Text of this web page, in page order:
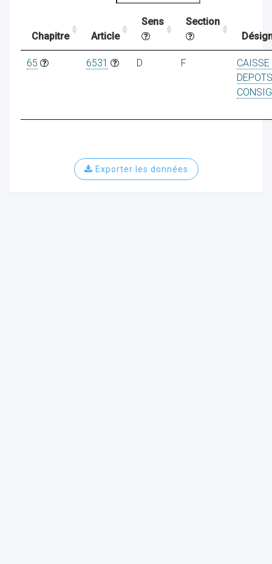
Chapitre Article
Sens
Section
65 6531 D F
CAISSE
DEPOTS
Exporter les données